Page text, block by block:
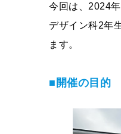
今回は、2024
デザイン科2年
ます。
■開催の目的